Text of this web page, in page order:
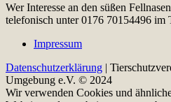
Wer Interesse an den süßen
telefonisch unter 0176 70154496 im
Impressum
Datenschutzerklärung |
Umgebung e.V. © 2024
Wir verwenden Cookies und